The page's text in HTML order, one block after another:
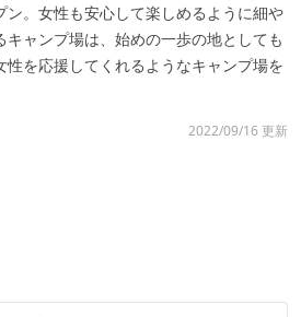
ン。女性も安心して楽しめるように細や
ャンプ場は、始めの一歩の地としても
を応援してくれるようなキャンプ場を
2022/09/16 更新